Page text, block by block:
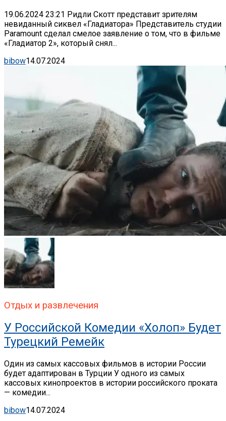
19.06.2024 23:21 Ридли Скотт представит зрителям
невиданный сиквел «Гладиатора» Представитель студии
Paramount сделал смелое заявление о том, что в фильме
«Гладиатор 2», который снял...
bibow14.07.2024
Отдых и развлечения
У Российской Комедии «Холоп» Будет
Турецкий Ремейк
Один из самых кассовых фильмов в истории России
будет адаптирован в Турции У одного из самых
кассовых кинопроектов в истории российского проката
— комедии...
bibow14.07.2024